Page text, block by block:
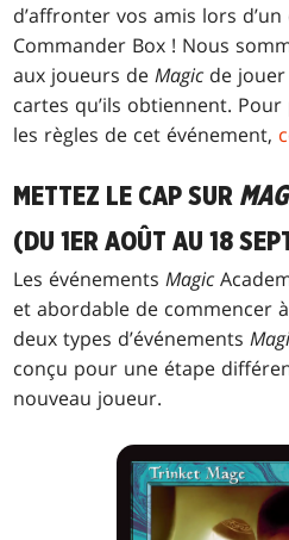
d’affronter vos amis lors
Commander Box ! Nous
aux joueurs deMagic de
cartes qu’ils obtiennent.
les règles de cet événement,
METTEZ LE CAP SUR
(DU 1ER AOÛT AU 18
Les événementsMagic
et abordable de commencer
deux types d’événements
conçu pour une étape
nouveau joueur.